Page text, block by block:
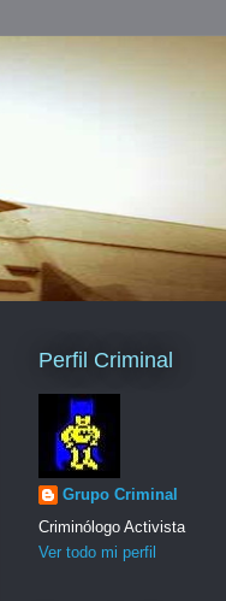
Perfil Criminal
Grupo Criminal
Criminólogo Activista
Ver todo mi perfil